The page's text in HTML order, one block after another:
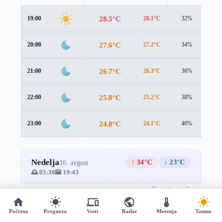
19:00 28.5°C 28.1°C 32%
20:00 27.6°C 27.2°C 34%
21:00 26.7°C 26.3°C 36%
22:00 25.8°C 25.2°C 38%
23:00 24.8°C 24.1°C 40%
Nedelja16. avgust ↑ 34°C
↓ 23°C
🌅 05:38🌇 19:43
Prevucite za više →
Vreme Temperatura Osećaj Vlažnost
Početna Prognoza Vesti Radar Merenja Tamno